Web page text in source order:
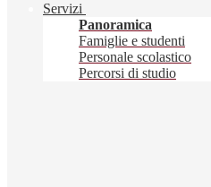
Servizi
Panoramica
Famiglie e studenti
Personale scolastico
Percorsi di studio